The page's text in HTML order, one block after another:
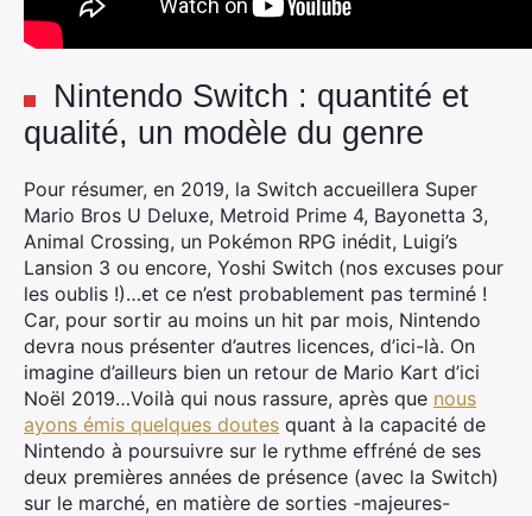
Nintendo Switch : quantité et
qualité, un modèle du genre
Pour résumer, en 2019, la Switch accueillera Super
Mario Bros U Deluxe, Metroid Prime 4, Bayonetta 3,
Animal Crossing, un Pokémon RPG inédit, Luigi’s
Lansion 3 ou encore, Yoshi Switch (nos excuses pour
les oublis !)…et ce n’est probablement pas terminé !
Car, pour sortir au moins un hit par mois, Nintendo
devra nous présenter d’autres licences, d’ici-là. On
imagine d’ailleurs bien un retour de Mario Kart d’ici
Noël 2019…Voilà qui nous rassure, après que nous
ayons émis quelques doutes quant à la capacité de
Nintendo à poursuivre sur le rythme effréné de ses
deux premières années de présence (avec la Switch)
sur le marché, en matière de sorties -majeures-